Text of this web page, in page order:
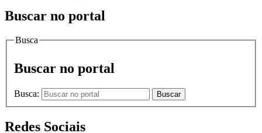
Buscar no portal
Busca
Buscar no portal
Busca: Buscar
Redes Sociais